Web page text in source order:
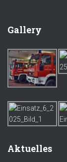
Gallery
Aktuelles